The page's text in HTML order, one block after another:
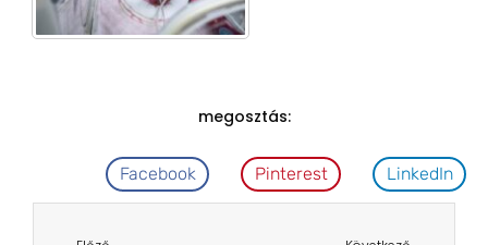
megosztás:
Facebook Pinterest LinkedIn